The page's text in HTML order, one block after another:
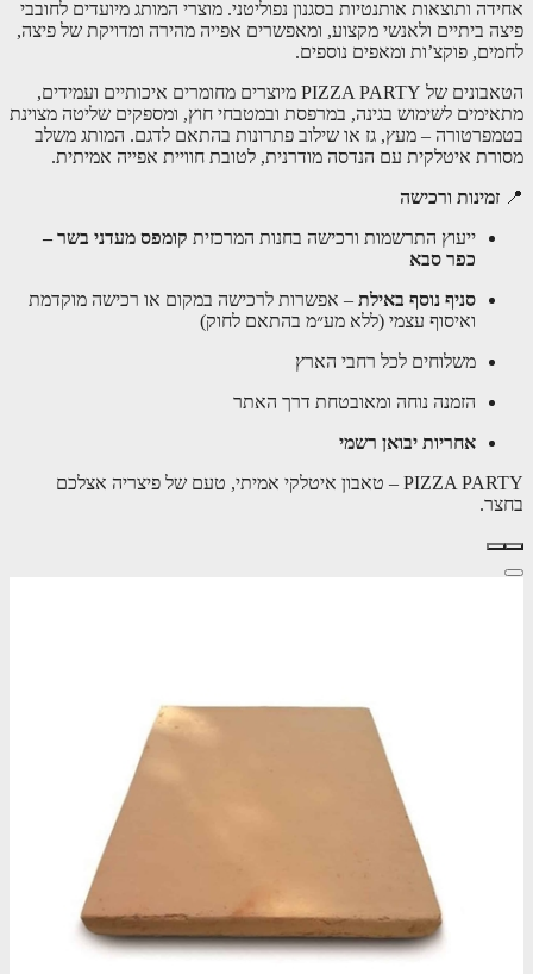
אחידה ותוצאות אותנטיות בסגנון נפוליטני. מוצרי המותג מיועדים לחובבי
פיצה ביתיים ולאנשי מקצוע, ומאפשרים אפייה מהירה ומדויקת של פיצה,
לחמים, פוקצ’ות ומאפים נוספים.
הטאבונים של PIZZA PARTY מיוצרים מחומרים איכותיים ועמידים,
מתאימים לשימוש בגינה, במרפסת ובמטבחי חוץ, ומספקים שליטה מצוינת
בטמפרטורה – מעץ, גז או שילוב פתרונות בהתאם לדגם. המותג משלב
מסורת איטלקית עם הנדסה מודרנית, לטובת חוויית אפייה אמיתית.
📍 זמינות ורכישה
ייעוץ התרשמות ורכישה בחנות המרכזית קומפס מעדני בשר –
כפר סבא
סניף נוסף באילת – אפשרות לרכישה במקום או רכישה מוקדמת
ואיסוף עצמי (ללא מע״מ בהתאם לחוק)
משלוחים לכל רחבי הארץ
הזמנה נוחה ומאובטחת דרך האתר
אחריות יבואן רשמי
PIZZA PARTY – טאבון איטלקי אמיתי, טעם של פיצריה אצלכם
בחצר.